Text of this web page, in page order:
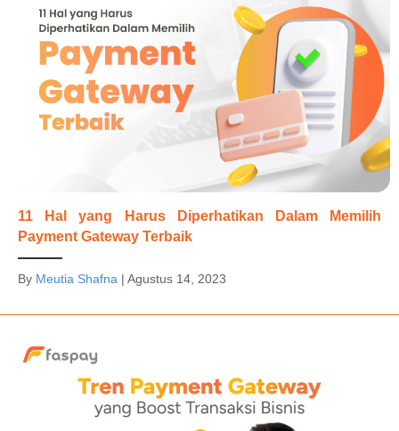
11 Hal yang Harus Diperhatikan Dalam Memilih
Payment Gateway Terbaik
By Meutia Shafna | Agustus 14, 2023